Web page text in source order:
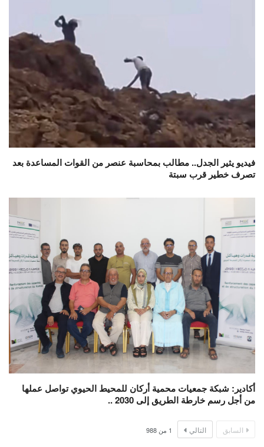
فيديو يثير الجدل.. مطالب بمحاسبة عنصر من القوات المساعدة بعد
تصرف خطير قرب سبتة
أكادير: شبكة جمعيات محمية أركان للمحيط الحيوي تواصل عملها
من أجل رسم خارطة الطريق إلى 2030 ..
السابق التالي 1 من 988